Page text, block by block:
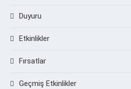
Duyuru
Etkinlikler
Fırsatlar
Geçmiş Etkinlikler